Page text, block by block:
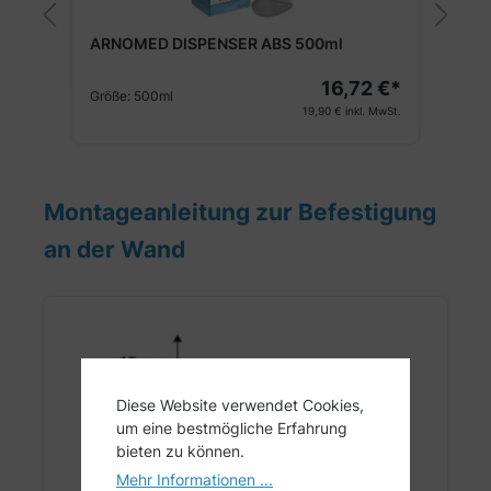
ARNOMED DISPENSER ABS 500ml
Größe:500ml 16,72 €*
19,90 €inkl. MwSt.
Montageanleitung zur Befestigung
an der Wand
Diese Website verwendet Cookies,
um eine bestmögliche Erfahrung
bieten zu können.
Mehr Informationen ...